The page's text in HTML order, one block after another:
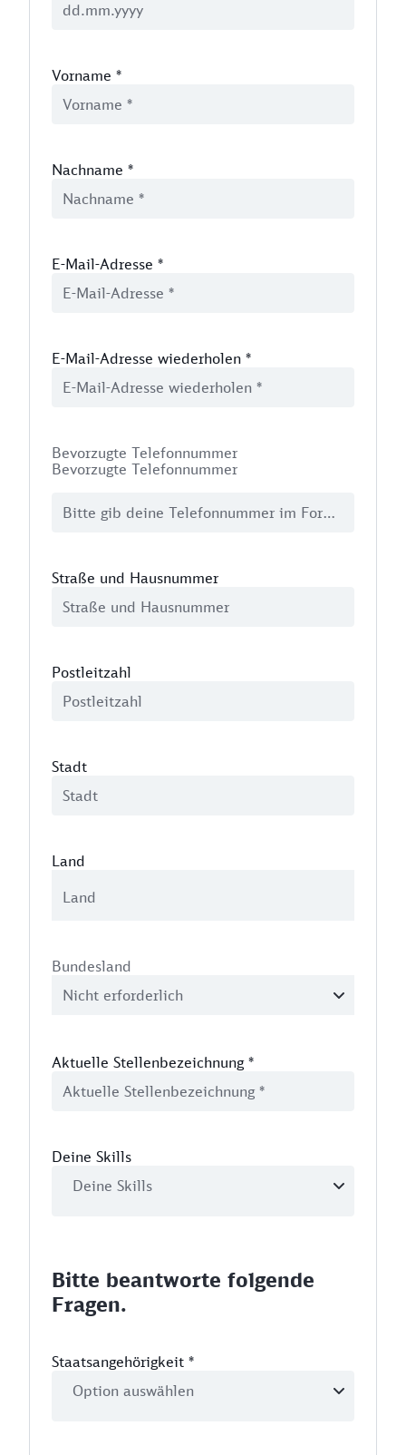
Vorname *
Nachname *
E-Mail-Adresse *
E-Mail-Adresse wiederholen *
Bevorzugte Telefonnummer
Bevorzugte Telefonnummer
Straße und Hausnummer
Postleitzahl
Stadt
Land
Bundesland
Aktuelle Stellenbezeichnung*
Deine Skills
Bitte beantworte folgende
Fragen.
Staatsangehörigkeit *